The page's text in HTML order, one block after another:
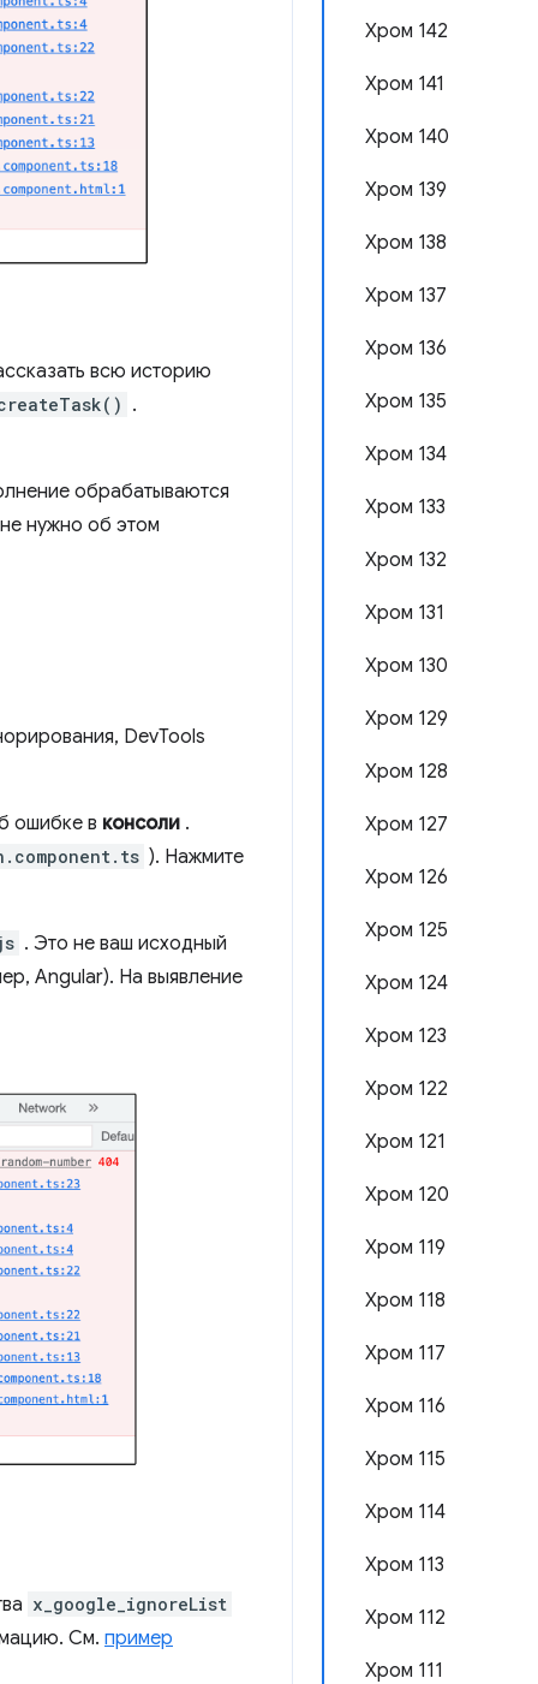
Хром 142
Хром 141
Хром 140
Хром 139
Хром 138
Хром 137
Хром 136
Хром 135
Хром 134
Хром 133
Хром 132
Хром 131
Хром 130
Хром 129
Хром 128
Хром 127
Хром 126
Хром 125
Хром 124
Хром 123
Хром 122
Хром 121
Хром 120
Хром 119
Хром 118
Хром 117
Хром 116
Хром 115
Хром 114
Хром 113
Хром 112
Хром 111
всю историю
.
обрабатываются
нужно об этом
DevTools
ошибке в консоли .
). Нажмите
. Это не ваш исходный
Angular). На выявление
x_google_ignoreList
См. пример